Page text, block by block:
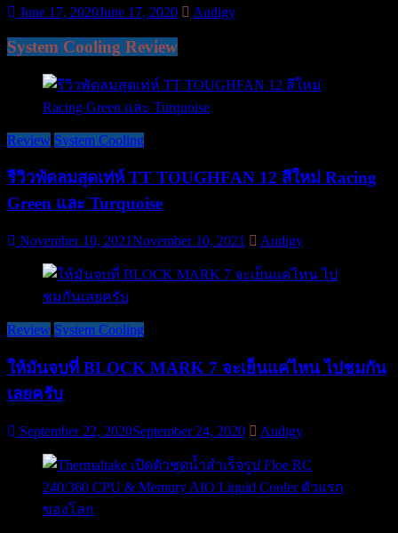
June 17, 2020June 17, 2020 Audigy
System Cooling Review
Review System Cooling
รีวิวพัดลมสุดเท่ห์ TT TOUGHFAN 12 สีใหม่ Racing
Green และ Turquoise
November 10, 2021November 10, 2021 Audigy
Review System Cooling
ให้มันจบที่ BLOCK MARK 7 จะเย็นแค่ไหน ไปชมกัน
เลยครับ
September 22, 2020September 24, 2020 Audigy